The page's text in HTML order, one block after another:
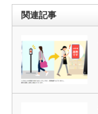
関連記事